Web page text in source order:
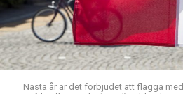
Nästa år är det förbjudet att flagga